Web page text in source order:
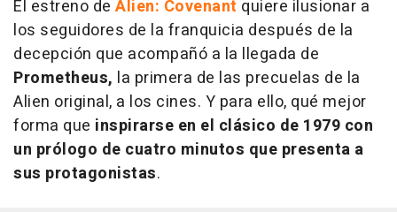
El estreno de Alien: Covenant quiere ilusionar a
los seguidores de la franquicia después de la
decepción que acompañó a la llegada de
Prometheus, la primera de las precuelas de la
Alien original, a los cines. Y para ello, qué mejor
forma que inspirarse en el clásico de 1979 con
un prólogo de cuatro minutos que presenta a
sus protagonistas.